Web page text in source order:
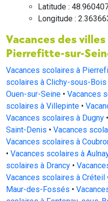
Latitude :
Longitude :
Vacances des
Pierrefitte-sur-
Vacances scolaires à
scolaires à Clichy-sous-Bois
Ouen-sur-Seine • Vacances
scolaires à Villepinte •
Vacances scolaires à Dugny •
Saint-Denis • Vacances
Vacances scolaires à
• Vacances scolaires à
scolaires à Drancy •
Vacances scolaires à Créteil
Maur-des-Fossés •